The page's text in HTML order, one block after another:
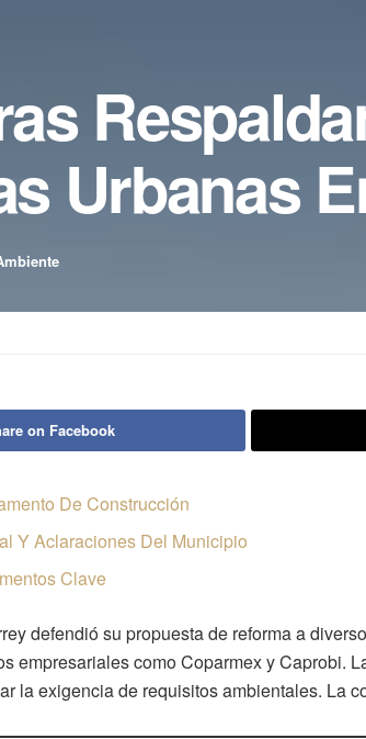
Urbanas
on Facebook
De Construcción
Y Aclaraciones Del Municipio
Clave
defendió su propuesta de reforma a
empresariales como Coparmex y Caprobi.
la exigencia de requisitos ambientales. La